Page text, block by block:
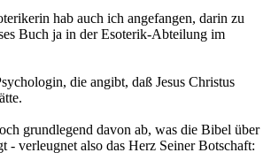
hab auch ich angefangen, darin zu
Buch ja in der Esoterik-Abteilung im
die angibt, daß Jesus Christus
grundlegend davon ab, was die Bibel über
- verleugnet also das Herz Seiner Botschaft: